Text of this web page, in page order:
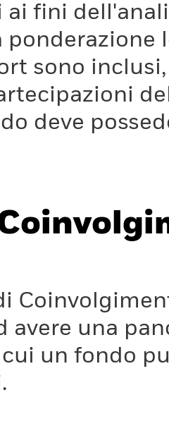
ai fini
ponderazione
sono
deve
avere una
un fondo